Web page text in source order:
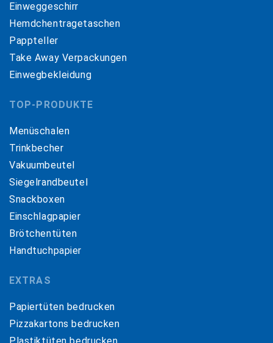
Einweggeschirr
Hemdchentragetaschen
Pappteller
Take Away Verpackungen
Einwegbekleidung
TOP-PRODUKTE
Menüschalen
Trinkbecher
Vakuumbeutel
Siegelrandbeutel
Snackboxen
Einschlagpapier
Brötchentüten
Handtuchpapier
EXTRAS
Papiertüten bedrucken
Pizzakartons bedrucken